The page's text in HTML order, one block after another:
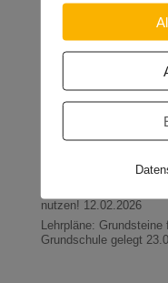
Neueste Beiträge
Sondervermögen für
Entscheidung!
Halle: Erhöhung der
26.03.2026
nutzen! 12.02.2026
Lehrpläne:
Grundschule gelegt